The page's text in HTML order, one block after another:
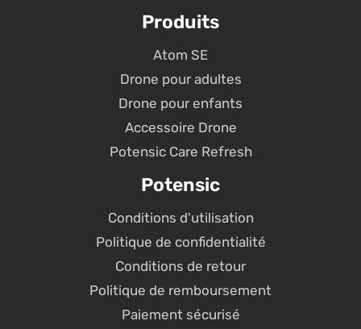
Produits
Atom SE
Drone pour adultes
Drone pour enfants
Accessoire Drone
Potensic Care Refresh
Potensic
Conditions d'utilisation
Politique de confidentialité
Conditions de retour
Politique de remboursement
Paiement sécurisé